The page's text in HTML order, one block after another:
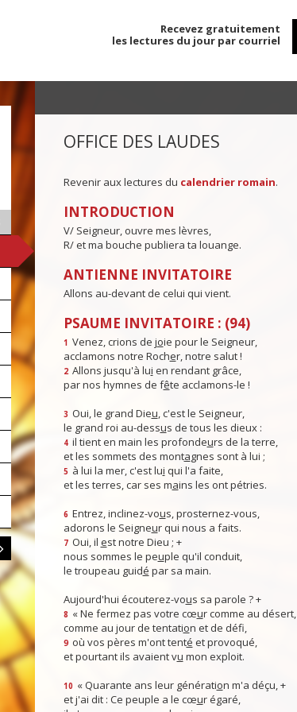
Recevez gratuitement
les lectures du jour par courriel
OFFICE DES LAUDES
Revenir aux lectures du calendrier romain.
INTRODUCTION
V/ Seigneur, ouvre mes lèvres,
R/ et ma bouche publiera ta louange.
ANTIENNE INVITATOIRE
Allons au-devant de celui qui vient.
PSAUME INVITATOIRE : (94)
1 Venez, crions de joie pour le Seigneur,
acclamons notre Rocher, notre salut !
2 Allons jusqu'à lui en rendant grâce,
par nos hymnes de fête acclamons-le !
3 Oui, le grand Dieu, c'est le Seigneur,
le grand roi au-dessus de tous les dieux :
4 il tient en main les profondeurs de la terre,
et les sommets des montagnes sont à lui ;
5 à lui la mer, c'est lui qui l'a faite,
et les terres, car ses mains les ont pétries.
6 Entrez, inclinez-vous, prosternez-vous,
adorons le Seigneur qui nous a faits.
7 Oui, il est notre Dieu ; +
nous sommes le peuple qu'il conduit,
le troupeau guidé par sa main.
Aujourd'hui écouterez-vous sa parole ? +
8 « Ne fermez pas votre cœur comme au désert,
comme au jour de tentation et de défi,
9 où vos pères m'ont tenté et provoqué,
et pourtant ils avaient vu mon exploit.
10 « Quarante ans leur génération m'a déçu, +
et j'ai dit : Ce peuple a le cœur égaré,